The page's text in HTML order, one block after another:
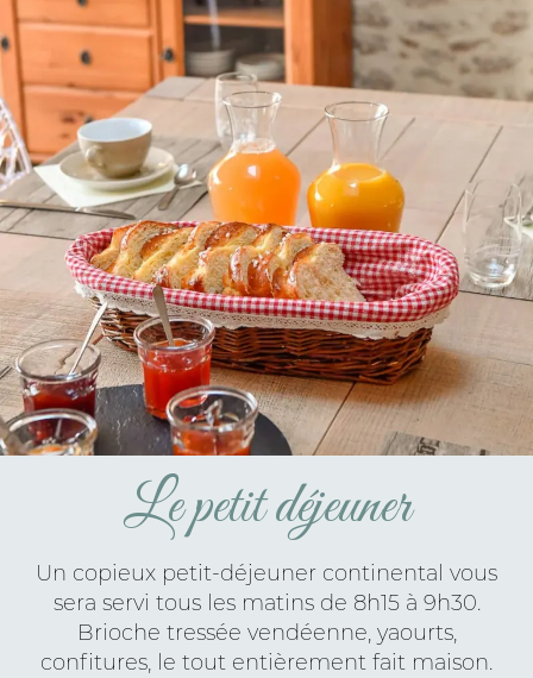
Le petit déjeuner
Un copieux petit-déjeuner continental vous
sera servi tous les matins de 8h15 à 9h30.
Brioche tressée vendéenne, yaourts,
confitures, le tout entièrement fait maison.